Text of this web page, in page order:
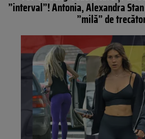
”interval”! Antonia, Alexandra
”milă” de